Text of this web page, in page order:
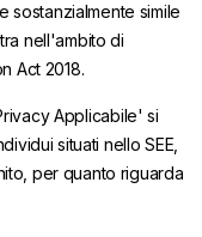
sostanzialmente simile
nell'ambito di
Act 2018.
Applicabile' si
situati nello SEE,
per quanto riguarda